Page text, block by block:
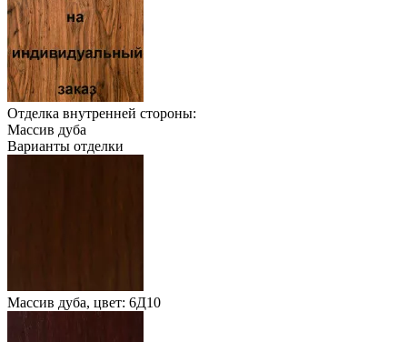
Отделка внутренней стороны:
Массив дуба
Варианты отделки
Массив дуба, цвет: 6Д10